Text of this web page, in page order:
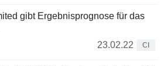
gibt Ergebnisprognose für das
23.02.22
CI